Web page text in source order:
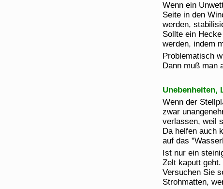
Wenn ein
Seite in den
werden,
Sollte ein
werden, indem
Problematisch
Dann muß man
Unebenheiten,
Wenn der
zwar
verlassen, weil
Da helfen auch
auf das
Ist nur ein
Zelt kaputt geht.
Versuchen Sie
Strohmatten,